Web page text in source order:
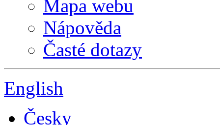
Mapa webu
Nápověda
Časté dotazy
English
Česky